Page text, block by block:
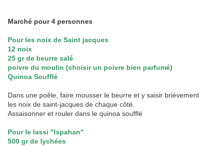
Marché pour 4 personnes
Pour les noix de Saint jacques
12 noix
25 gr de beurre salé
poivre du moulin (choisir un poivre bien parfumé)
Quinoa Soufflé
Dans une poêle, faire mousser le beurre et y saisir brièvement
les noix de saint-jacques de chaque côté.
Assaisonner et rouler dans le quinoa soufflé
Pour le lassi "Ispahan"
500 gr de lychées